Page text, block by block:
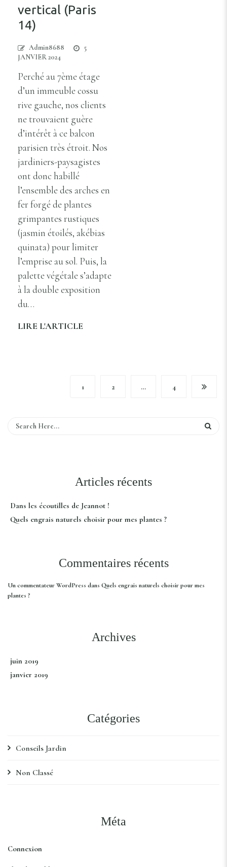
vertical (Paris
14)
Admin8688
5
JANVIER 2024
Perché au 7ème étage
d’un immeuble cossu
rive gauche, nos clients
ne trouvaient guère
d’intérêt à ce balcon
parisien très étroit. Nos
jardiniers-paysagistes
ont donc habillé
l’ensemble des arches en
fer forgé de plantes
grimpantes rustiques
(jasmin étoilés, akébias
quinata) pour limiter
l’emprise au sol. Puis, la
palette végétale s’adapte
à la double exposition
du…
LIRE L'ARTICLE
1 2 … 4
Articles récents
Dans les écoutilles de Jeannot !
Quels engrais naturels choisir pour mes plantes ?
Commentaires récents
Un commentateur WordPress dans Quels engrais naturels choisir pour mes
plantes ?
Archives
juin 2019
janvier 2019
Catégories
Conseils Jardin
Non Classé
Méta
Connexion